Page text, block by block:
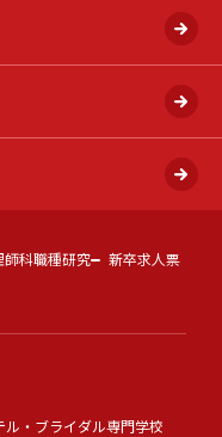
師科職種研究
新卒求人票
・ブライダル専門学校